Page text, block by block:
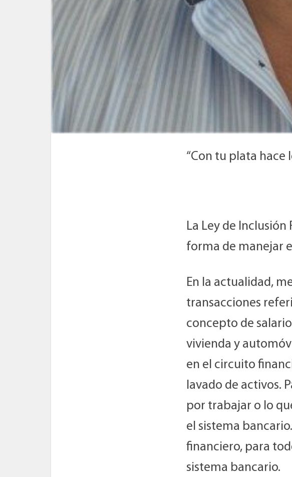
“Con tu plata hace
La Ley de
forma de manejar
En la actualidad,
transacciones
concepto de
vivienda y
en el circuito
lavado de activos.
por trabajar o lo
el sistema
financiero, para
sistema bancario.